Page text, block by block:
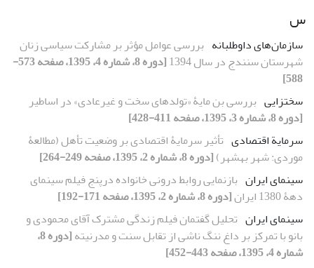
س
سازمان‌های داوطلبانه بررسی عوامل مؤثر بر مشارکت سیاسی زنان
شهرستان سنندج در سال 1394
[دوره 8، شماره 4، 1395، صفحه 573-
588]
سخت‏زایی بررسی بن‏ مایۀ «تولدهای سخت و غیرعادی» در اساطیر
[دوره 8، شماره 3، 1395، صفحه 411-428]
سرمایة اقتصادی تأثیر سرمایۀ اقتصادی بر وضعیت تأهل (مطالعۀ
موردی: شهر بهشهر)[دوره 8، شماره 2، 1395، صفحه 249-264]
سینمای ایران بازنمایی روابط درونی خانواده درپنج فیلم سینمای
دهۀ 1380 ایران
[دوره 8، شماره 2، 1395، صفحه 171-192]
سینمای ایران تحلیل گفتمان فیلم زندگی مشترک آقای محمودی و
بانو با تمرکز بر داغ ننگ ناشی از تقابل سنت و مدرنیته
[دوره 8،
شماره 4، 1395، صفحه 443-452]